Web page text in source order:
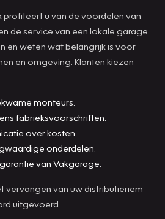
profiteert u van de voordelen van
de service van een lokale garage.
en weten wat belangrijk is voor
en omgeving. Klanten kiezen
monteurs.
fabrieksvoorschriften.
over kosten.
onderdelen.
van Vakgarage.
vervangen van uw distributieriem
uitgevoerd.